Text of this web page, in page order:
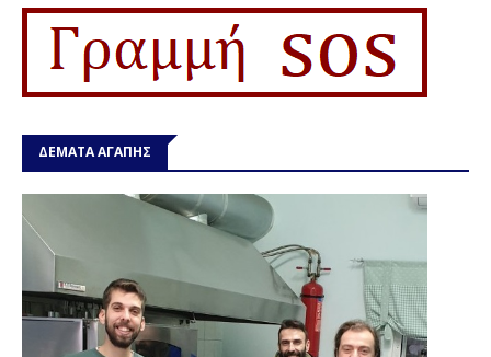
ΔΕΜΑΤΑ ΑΓΑΠΗΣ